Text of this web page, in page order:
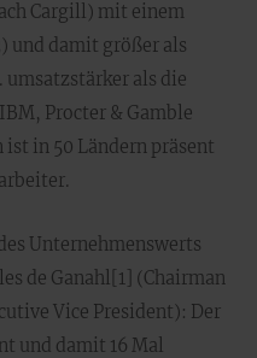
Cargill) mit einem
und damit größer als
umsatzstärker als die
Procter & Gamble
ist in 50 Ländern präsent
Unternehmenswerts
de Ganahl[1] (Chairman
Vice President): Der
und damit 16 Mal